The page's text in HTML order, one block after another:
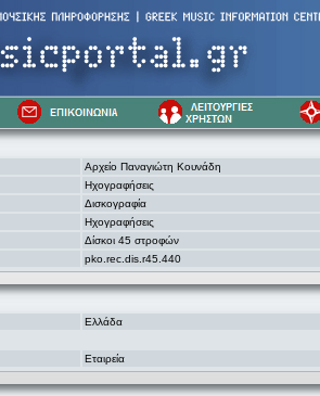
Αρχείο Παναγιώτη Κουνάδη
Ηχογραφήσεις
Δισκογραφία
Ηχογραφήσεις
Δίσκοι 45 στροφών
pko.rec.dis.r45.440
Ελλάδα
Εταιρεία